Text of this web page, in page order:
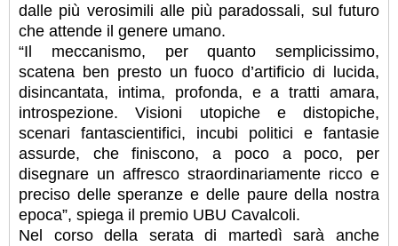
dalle più verosimili alle più paradossali, sul futuro
che attende il genere umano.
“Il meccanismo, per quanto semplicissimo,
scatena ben presto un fuoco d’artificio di lucida,
disincantata, intima, profonda, e a tratti amara,
introspezione. Visioni utopiche e distopiche,
scenari fantascientifici, incubi politici e fantasie
assurde, che finiscono, a poco a poco, per
disegnare un affresco straordinariamente ricco e
preciso delle speranze e delle paure della nostra
epoca”, spiega il premio UBU Cavalcoli.
Nel corso della serata di martedì sarà anche